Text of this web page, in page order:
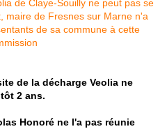
de la décharge Veolia ne
2 ans.
Honoré ne l'a pas réunie